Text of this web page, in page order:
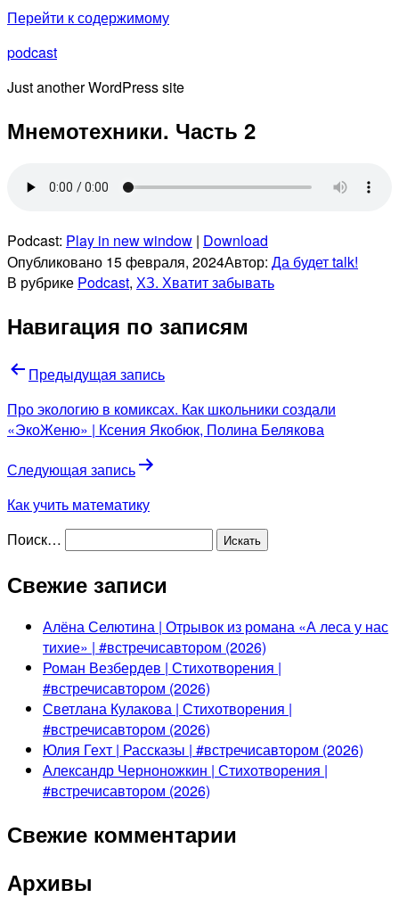
Перейти к содержимому
podcast
Just another WordPress site
Мнемотехники. Часть 2
Podcast: Play in new window | Download
Опубликовано 15 февраля, 2024Автор: Да будет talk!
В рубрике Podcast, ХЗ. Хватит забывать
Навигация по записям
Предыдущая запись
Про экологию в комиксах. Как школьники создали
«ЭкоЖеню» | Ксения Якобюк, Полина Белякова
Следующая запись
Как учить математику
Поиск…
Свежие записи
Алёна Селютина | Отрывок из романа «А леса у нас
тихие» | #встречисавтором (2026)
Роман Везбердев | Стихотворения |
#встречисавтором (2026)
Светлана Кулакова | Стихотворения |
#встречисавтором (2026)
Юлия Гехт | Рассказы | #встречисавтором (2026)
Александр Черноножкин | Стихотворения |
#встречисавтором (2026)
Свежие комментарии
Архивы